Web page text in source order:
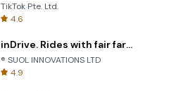
TikTok Pte. Ltd.
4.6
inDrive. Rides with fair fares
® SUOL INNOVATIONS LTD
4.9